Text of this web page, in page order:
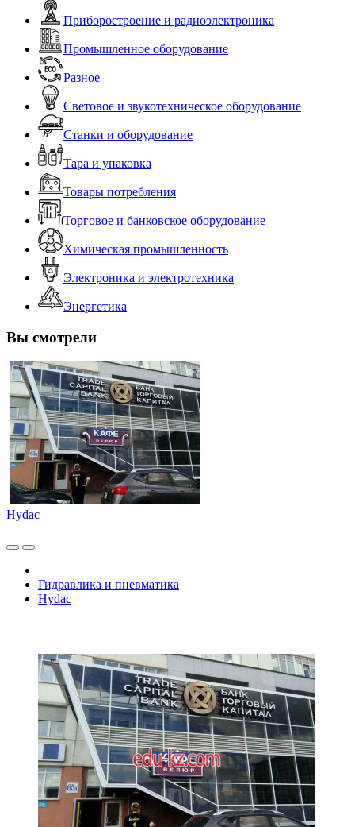
Приборостроение и радиоэлектроника
Промышленное оборудование
Разное
Световое и звукотехническое оборудование
Станки и оборудование
Тара и упаковка
Товары потребления
Торговое и банковское оборудование
Химическая промышленность
Электроника и электротехника
Энергетика
Вы смотрели
Hydac
Гидравлика и пневматика
Hydac